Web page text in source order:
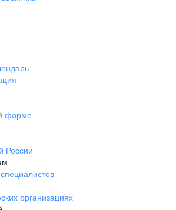
форме
России
организациях